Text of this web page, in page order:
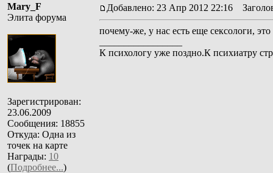
Mary_F
Элита форума
Зарегистрирован:
23.06.2009
Сообщения: 18855
Откуда: Одна из
точек на карте
Награды: 10
(Подробнее...)
Добавлено: 23 Апр 2012 22:16
почему-же, у нас есть еще сексологи,
К психологу уже поздно.К психиатру